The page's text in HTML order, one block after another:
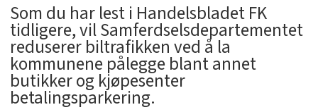
Som du har lest i Handelsbladet FK
tidligere, vil Samferdselsdepartementet
reduserer biltrafikken ved å la
kommunene pålegge blant annet
butikker og kjøpesenter
betalingsparkering.